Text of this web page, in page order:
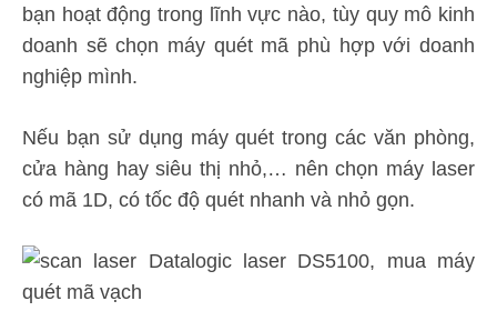
bạn hoạt động trong lĩnh vực nào, tùy quy mô kinh
doanh sẽ chọn máy quét mã phù hợp với doanh
nghiệp mình.
Nếu bạn sử dụng máy quét trong các văn phòng,
cửa hàng hay siêu thị nhỏ,… nên chọn máy laser
có mã 1D, có tốc độ quét nhanh và nhỏ gọn.